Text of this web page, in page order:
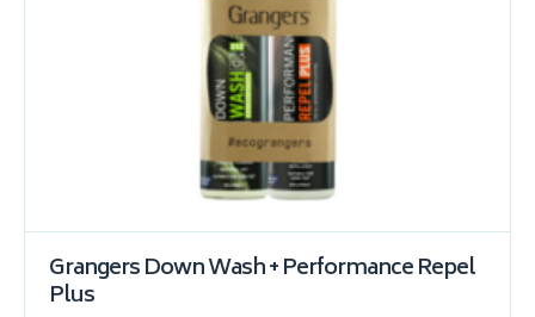
Grangers Down Wash + Performance Repel
Plus